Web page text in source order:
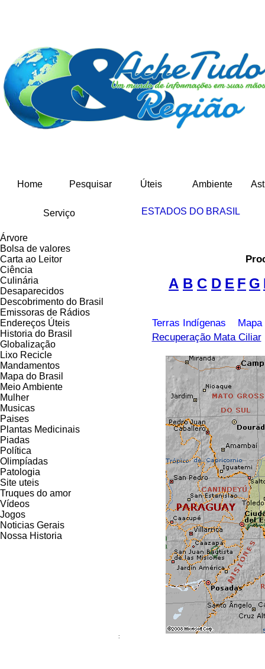
Home Pesquisar Úteis Ambiente
Serviço
Árvore
Bolsa de valores
Carta ao Leitor
Ciência
Culinária
Desaparecidos
Descobrimento do Brasil
Emissoras de Rádios
Endereços Úteis
Historia do Brasil
Globalização
Lixo Recicle
Mandamentos
Mapa do Brasil
Meio Ambiente
Mulher
Musicas
Paises
Plantas Medicinais
Piadas
Política
Olimpíadas
Patologia
Site uteis
Truques do amor
Vídeos
Jogos
Noticias Gerais
Nossa Historia
ESTADOS DO BRASIL
A B C D E F G
Terras Indígenas
Recuperação Mata Ciliar
: